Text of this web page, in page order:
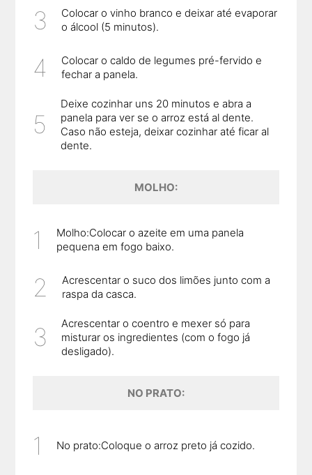
Colocar o vinho branco e deixar até evaporar
o álcool (5 minutos).
Colocar o caldo de legumes pré-fervido e
fechar a panela.
Deixe cozinhar uns 20 minutos e abra a
panela para ver se o arroz está al dente.
Caso não esteja, deixar cozinhar até ficar al
dente.
MOLHO:
Molho:Colocar o azeite em uma panela
pequena em fogo baixo.
Acrescentar o suco dos limões junto com a
raspa da casca.
Acrescentar o coentro e mexer só para
misturar os ingredientes (com o fogo já
desligado).
NO PRATO:
No prato:Coloque o arroz preto já cozido.